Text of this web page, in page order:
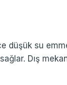
su
Dış